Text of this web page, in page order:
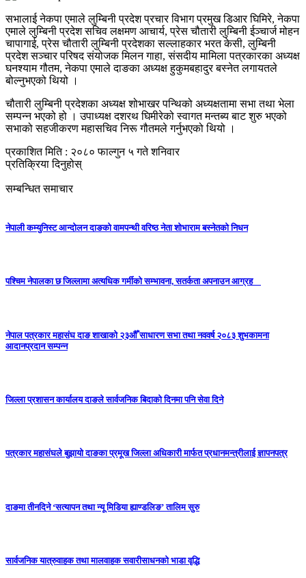
सभालाई नेकपा एमाले लुम्बिनी प्रदेश प्रचार विभाग प्रमुख डिआर घिमिरे, नेकपा
एमाले लुम्बिनी प्रदेश सचिव लक्षमण आचार्य, प्रेस चौतारी लुम्बिनी ईञ्चार्ज मोहन
चापागाई, प्रेस चौतारी लुम्बिनी प्रदेशका सल्लाहकार भरत केसी, लुम्बिनी
प्रदेश सञ्चार परिषद संयोजक मिलन गाहा, संसदीय मामिला पत्रकारका अध्यक्ष
घनश्याम गौतम, नेकपा एमाले दाङका अध्यक्ष हुकुमबहादुर बस्नेत लगायतले
बोल्नुभएको थियो ।
चौतारी लुम्बिनी प्रदेशका अध्यक्ष शोभाखर पन्थिको अध्यक्षतामा सभा तथा भेला
सम्पन्न भएको हो । उपाध्यक्ष दशरथ घिमीरेको स्वागत मन्तब्य बाट शुरु भएको
सभाको सहजीकरण महासचिव निरू गौतमले गर्नुभएको थियो ।
प्रकाशित मिति : २०८० फाल्गुन ५ गते शनिवार
प्रतिक्रिया दिनुहोस्
सम्बन्धित समाचार
नेपाली कम्युनिस्ट आन्दोलन दाङको वामपन्थी वरिष्ठ नेता शोभाराम बस्नेतको निधन
पश्चिम नेपालका छ जिल्लामा अत्यधिक गर्मीको सम्भावना, सतर्कता अपनाउन आग्रह
नेपाल पत्रकार महासंघ दाङ शाखाको २३औँ साधारण सभा तथा नववर्ष २०८३ शुभकामना
आदानप्रदान सम्पन्न
जिल्ला प्रशासन कार्यालय दाङले सार्वजनिक बिदाको दिनमा पनि सेवा दिने
पत्रकार महासंघले बुझायो दाङका प्रमूख जिल्ला अधिकारी मार्फत प्रधानमन्त्रीलाई ज्ञापनपत्र
दाङमा तीनदिने ‘सत्यापन तथा न्यू मिडिया ह्याण्डलिङ’ तालिम सुरु
सार्वजनिक यात्रुवाहक तथा मालवाहक सवारीसाधनको भाडा वृद्धि